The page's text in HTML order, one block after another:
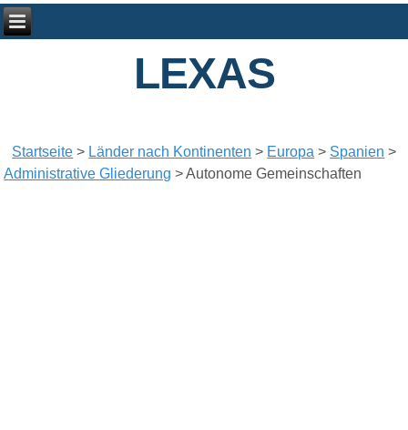
LEXAS
Startseite > Länder nach Kontinenten > Europa > Spanien >
Administrative Gliederung >Autonome Gemeinschaften